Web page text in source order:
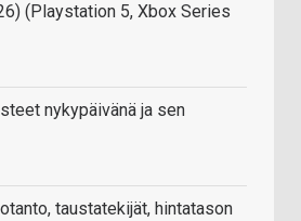
(Playstation 5, Xbox Series
nykypäivänä ja sen
taustatekijät, hintatason